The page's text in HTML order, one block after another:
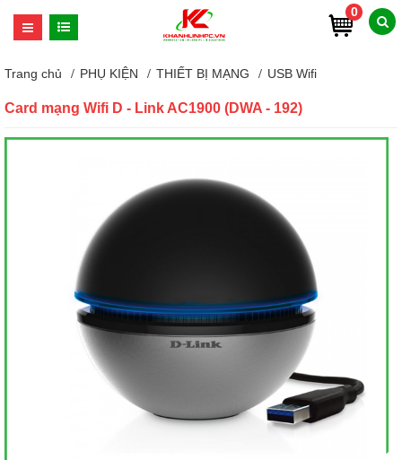
0
Trang chủ PHỤ KIỆN THIẾT BỊ MẠNG USB Wifi
Card mạng Wifi D - Link AC1900 (DWA - 192)